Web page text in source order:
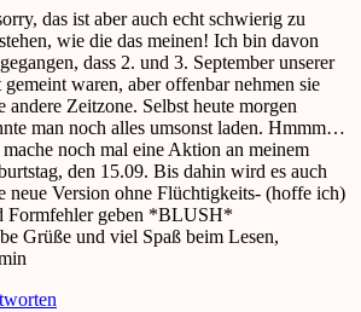
das ist aber auch echt schwierig zu
wie die das meinen! Ich bin davon
dass 2. und 3. September unserer
gemeint waren, aber offenbar nehmen sie
andere Zeitzone. Selbst heute morgen
man noch alles umsonst laden. Hmmm…
noch mal eine Aktion an meinem
den 15.09. Bis dahin wird es auch
neue Version ohne Flüchtigkeits- (hoffe ich)
Formfehler geben *BLUSH*
Grüße und viel Spaß beim Lesen,